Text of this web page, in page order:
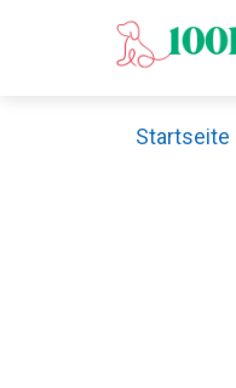
Startseite